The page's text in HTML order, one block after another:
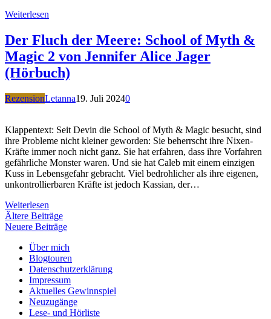
Weiterlesen
Der Fluch der Meere: School of Myth &
Magic 2 von Jennifer Alice Jager
(Hörbuch)
RezensionLetanna19. Juli 20240
Klappentext: Seit Devin die School of Myth & Magic besucht, sind
ihre Probleme nicht kleiner geworden: Sie beherrscht ihre Nixen-
Kräfte immer noch nicht ganz. Sie hat erfahren, dass ihre Vorfahren
gefährliche Monster waren. Und sie hat Caleb mit einem einzigen
Kuss in Lebensgefahr gebracht. Viel bedrohlicher als ihre eigenen,
unkontrollierbaren Kräfte ist jedoch Kassian, der…
Weiterlesen
Beitragsnavigation
Ältere Beiträge
Neuere Beiträge
Über mich
Blogtouren
Datenschutzerklärung
Impressum
Aktuelles Gewinnspiel
Neuzugänge
Lese- und Hörliste